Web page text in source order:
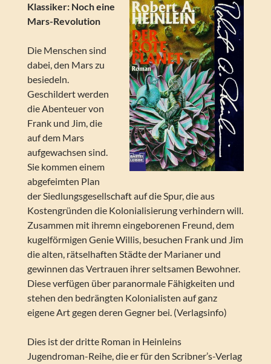
Klassiker: Noch eine
Mars-Revolution
Die Menschen sind
dabei, den Mars zu
besiedeln.
Geschildert werden
die Abenteuer von
Frank und Jim, die
auf dem Mars
aufgewachsen sind.
Sie kommen einem
abgefeimten Plan
der Siedlungsgesellschaft auf die Spur, die aus
Kostengründen die Kolonialisierung verhindern will.
Zusammen mit ihremn eingeborenen Freund, dem
kugelförmigen Genie Willis, besuchen Frank und Jim
die alten, rätselhaften Städte der Marianer und
gewinnen das Vertrauen ihrer seltsamen Bewohner.
Diese verfügen über paranormale Fähigkeiten und
stehen den bedrängten Kolonialisten auf ganz
eigene Art gegen deren Gegner bei. (Verlagsinfo)
Dies ist der dritte Roman in Heinleins
Jugendroman-Reihe, die er für den Scribner’s-Verlag